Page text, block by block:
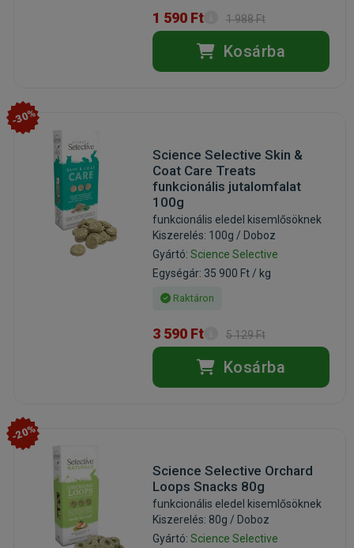
1 590 Ft 1 988 Ft
Kosárba
-30%
Science Selective Skin &
Coat Care Treats
funkcionális jutalomfalat
100g
funkcionális eledel kisemlősöknek
Kiszerelés: 100g / Doboz
Gyártó: Science Selective
Egységár: 35 900 Ft / kg
Raktáron
3 590 Ft 5 129 Ft
Kosárba
-20%
Science Selective Orchard
Loops Snacks 80g
funkcionális eledel kisemlősöknek
Kiszerelés: 80g / Doboz
Gyártó: Science Selective